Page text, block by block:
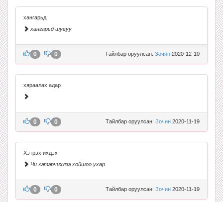
хангарьд
хангарьд шувуу
Тайлбар оруулсан: Зочин 2020-12-10
0 0
хяраалах адар
Тайлбар оруулсан: Зочин 2020-11-19
0 0
Хэтрэх ихдэх
Чи хэтэрчихлээ хойшоо ухар.
Тайлбар оруулсан: Зочин 2020-11-19
0 0